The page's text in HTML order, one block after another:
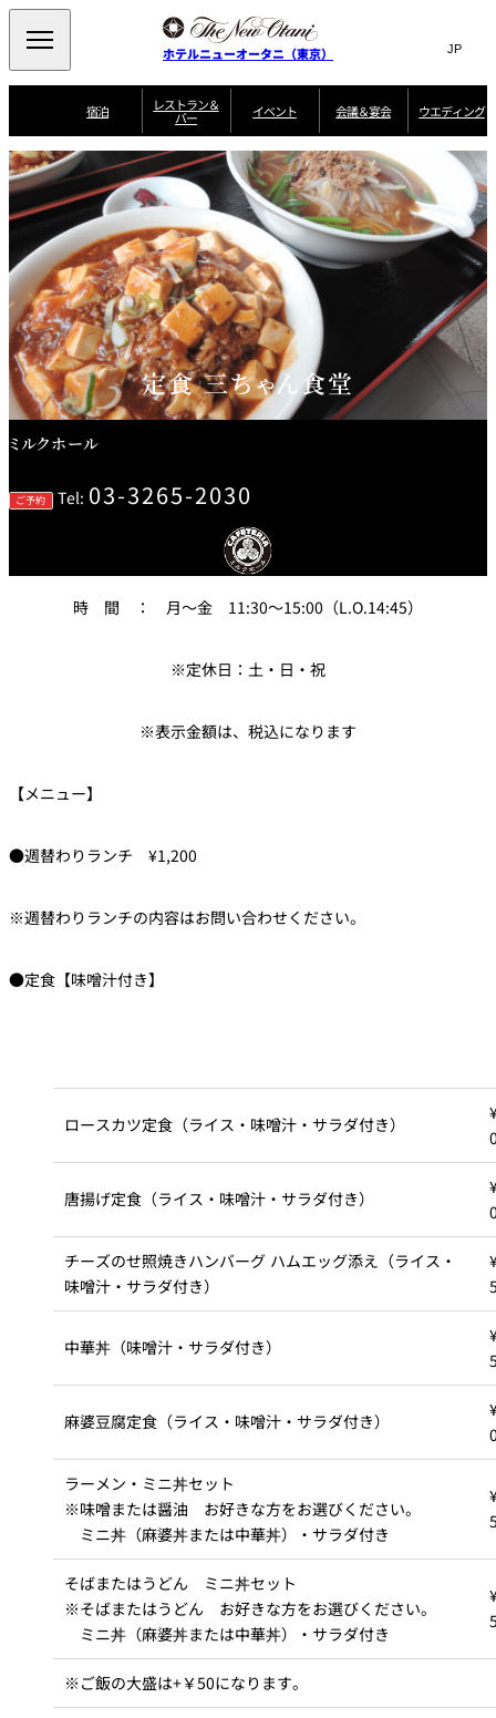
ホテルニューオータニ（東京） Search
サ
ト
内
検
索
窓
を
言
切
替
え
メ
ニ
ー
を
開
閉
JP(日本語)
EN
Select Language▼
宿泊
ゼクティブハ
ウス 禅 ザ・メイン
ニューオータニ・
ガーデンタワー スイートのご案内
客室一覧 宿泊プラン一覧 サービスガイド ルームサービス
ルニューオー
サービスア
ートメント 朝食のご案内
宿泊者限定
ディナ ーご優待
のご案内
誕生日や記念日の
お祝いに
レストラン＆
バー
レス
バー
ご案内
ソムリエ 個室のご案内
ご家族で楽し
む小個室
ビュッフェ
VIEW & DINING
THE SKY
タワーレスト
ラン
ガーデンラウ
ンジ
トレーダーヴ
ィックス 東京
スイーツ
パティスリー
SATSUKI
ピエール・エ
ルメ・パリ
西洋料理
ィックス 東京
中国料理
リブルーム
SAZANKA-SO
＞
にいづ
ガーデンラウ
カフェ ラ ミル ミルクホール
タワー・カフ KATO'S DINING
トレーダーヴ
ィックス 東京
ボートハウス
バー
RANSEN はな
れ
ルームサービス
ルームサービ
ス
イベント 会議＆宴会
会
議
＆
宴
会
宴会場一覧 プラン一覧
宴会ご予約・お問
合せフォーム
ウエディング
ウ
エ
デ
ィ
ン
グ
ウエディングスタ
イル コン
披露宴 料理・
SUPER-
TOKYO
ホテルへのアクセ
定食 三ちゃん食堂
ミルクホール
ご予約 Tel: 03-3265-2030
時 間 ： 月～金 11:30～15:00（L.O.14:45）
※定休日：土・日・祝
※表示金額は、税込になります
【メニュー】
●週替わりランチ ¥1,200
※週替わりランチの内容はお問い合わせください。
●定食【味噌汁付き】
ロースカツ定食（ライス・味噌汁・サラダ付き）
唐揚げ定食（ライス・味噌汁・サラダ付き）
チーズのせ照焼きハンバーグ ハムエッグ添え（ライス・
味噌汁・サラダ付き）
中華丼（味噌汁・サラダ付き）
麻婆豆腐定食（ライス・味噌汁・サラダ付き）
ラーメン・ミニ丼セット
※味噌または醤油 お好きな方をお選びください。
ミニ丼（麻婆丼または中華丼）・サラダ付き
そばまたはうどん ミニ丼セット
※そばまたはうどん お好きな方をお選びください。
ミニ丼（麻婆丼または中華丼）・サラダ付き
※ご飯の大盛は+￥50になります。